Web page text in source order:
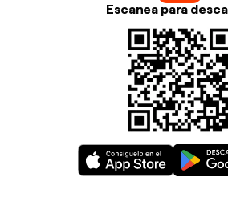
Escanea para